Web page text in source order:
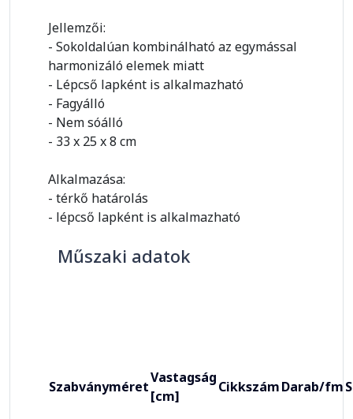
Jellemzői:
- Sokoldalúan kombinálható az egymással
harmonizáló elemek miatt
- Lépcső lapként is alkalmazható
- Fagyálló
- Nem sóálló
- 33 x 25 x 8 cm
Alkalmazása:
- térkő határolás
- lépcső lapként is alkalmazható
Műszaki adatok
Szabványméret
Vastagság
[cm]
CikkszámDarab/fm